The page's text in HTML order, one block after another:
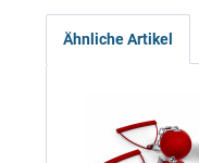
Ähnliche Artikel